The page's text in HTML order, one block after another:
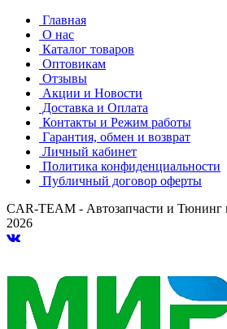
Главная
О нас
Каталог товаров
Оптовикам
Отзывы
Акции и Новости
Доставка и Оплата
Контакты и Режим работы
Гарантия, обмен и возврат
Личный кабинет
Политика конфиденциальности
Публичный договор оферты
CAR-TEAM - Автозапчасти и
2026